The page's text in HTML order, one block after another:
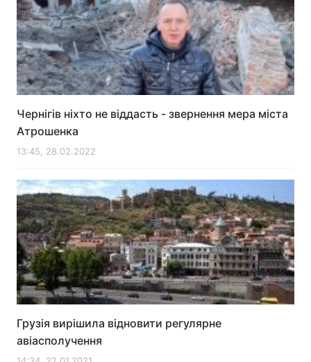
Чернігів ніхто не віддасть - звернення мера міста
Атрошенка
13:45, 28.02.2022
Грузія вирішила відновити регулярне
авіасполучення